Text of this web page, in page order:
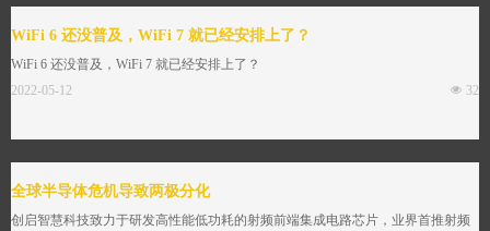
WiFi 6 还没普及，WiFi 7 就已经安排上了？
WiFi 6 还没普及，WiFi 7 就已经安排上了？
넶 32
2022-05-12
全球半导体危机导致两极分化
创启智慧科技致力于研发高性能低功耗的射频前端集成电路芯片，业界首推射频